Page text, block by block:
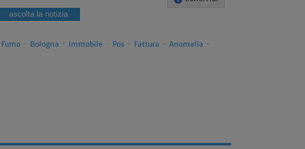
ascolta la notizia
Fumo - Bologna - Immobile - Pos - Fattura - Anomalia -